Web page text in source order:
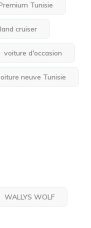
Tunisie
cruiser
voiture d'occasion
neuve Tunisie
WALLYS WOLF